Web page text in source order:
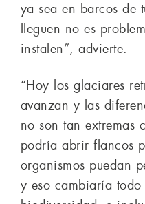
ya sea en barcos de
lleguen no es
instalen”, advierte.
“Hoy los glaciares
avanzan y las
no son tan extremas
podría abrir flancos
organismos puedan
y eso cambiaría todo